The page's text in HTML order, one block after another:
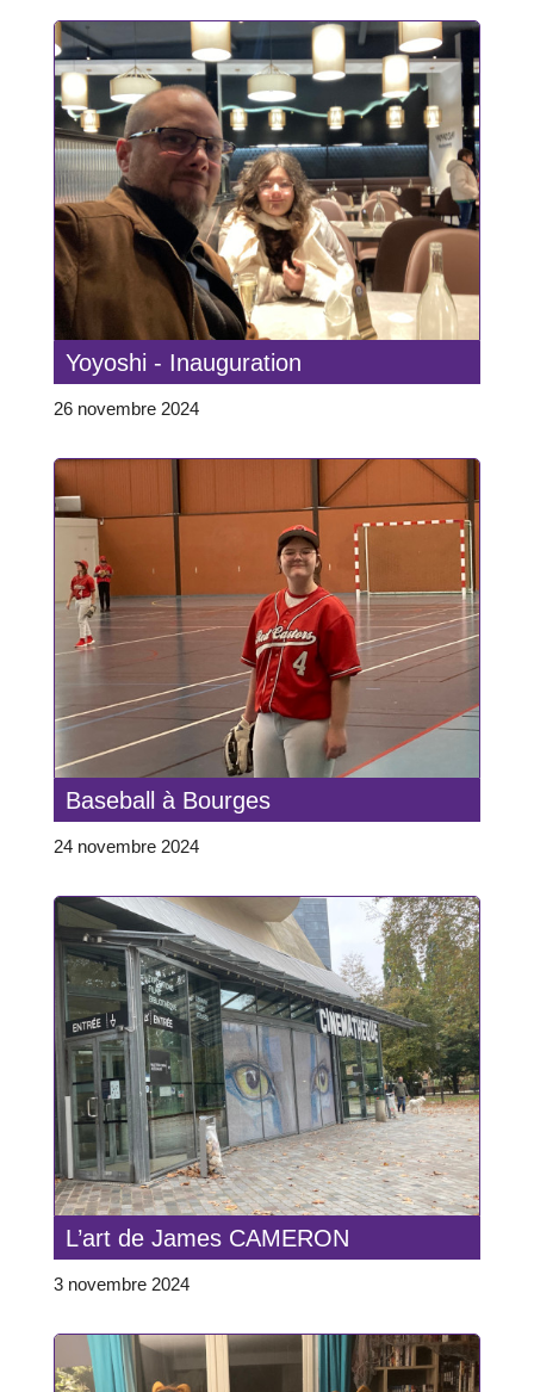
Yoyoshi - Inauguration
26 novembre 2024
Baseball à Bourges
24 novembre 2024
L’art de James CAMERON
3 novembre 2024